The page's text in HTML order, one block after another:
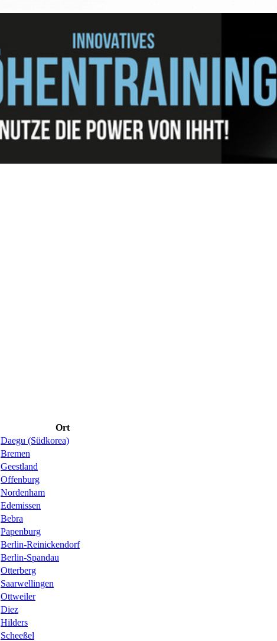
Ort
Daegu (Südkorea)
Bremen
Geestland
Offenburg
Nordenham
Edemissen
Bebra
Papenburg
Berlin-Reinickendorf
Berlin-Spandau
Otterberg
Saarwellingen
Ottweiler
Diez
Hilders
Scheeßel